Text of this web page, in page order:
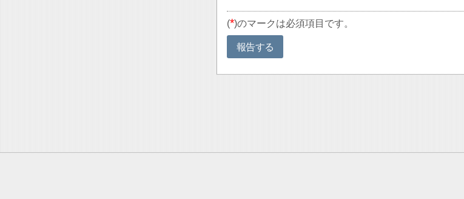
(*)のマークは必須項目です。
報告する